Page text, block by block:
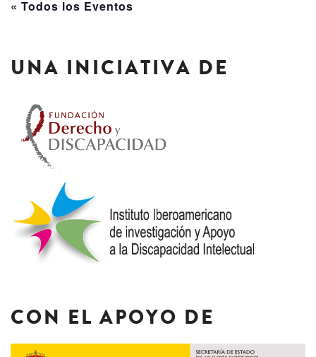
« Todos los Eventos
UNA INICIATIVA DE
CON EL APOYO DE